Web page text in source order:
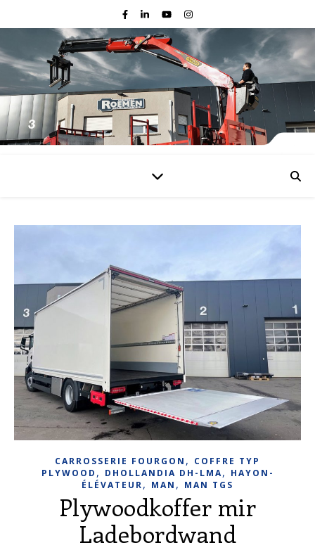
CARROSSERIE FOURGON , COFFRE TYP
PLYWOOD , DHOLLANDIA DH-LMA, HAYON-
ÉLÉVATEUR, MAN , MAN TGS
Plywoodkoffer mir
Ladebordwand